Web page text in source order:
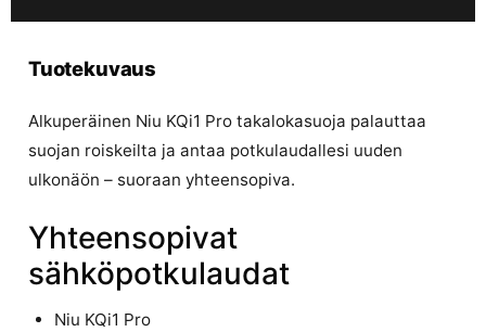
Tuotekuvaus
Alkuperäinen Niu KQi1 Pro takalokasuoja palauttaa
suojan roiskeilta ja antaa potkulaudallesi uuden
ulkonäön – suoraan yhteensopiva.
Yhteensopivat
sähköpotkulaudat
Niu KQi1 Pro